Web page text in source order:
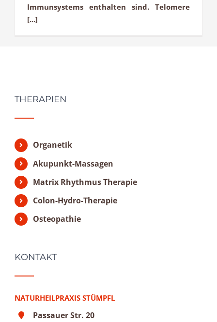
Immunsystems enthalten sind. Telomere
[...]
THERAPIEN
Organetik
Akupunkt-Massagen
Matrix Rhythmus Therapie
Colon-Hydro-Therapie
Osteopathie
KONTAKT
NATURHEILPRAXIS STÜMPFL
Passauer Str. 20